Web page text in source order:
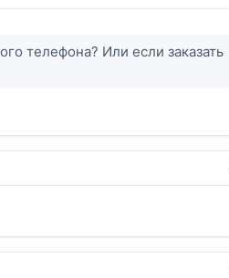
телефона? Или если заказать